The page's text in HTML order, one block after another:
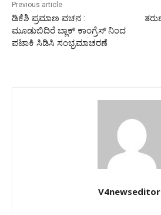
Previous article
ಡಿಕೆಶಿ ಪ್ರಮಾಣ ವಚನ :
ಮೂಡುಬಿದಿರೆ ಬ್ಲಾಕ್ ಕಾಂಗ್ರೆಸ್ ನಿಂದ
ಪಟಾಕಿ ಸಿಡಿಸಿ ಸಂಭ್ರಮಾಚರಣೆ